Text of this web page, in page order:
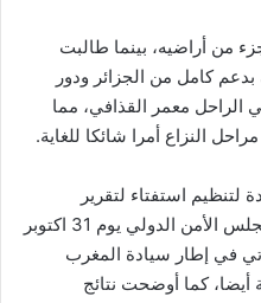
من أراضيه، بينما طالبت
بدعم كامل من الجزائر ودور
الراحل معمر القذافي، مما
النزاع أمرا شائكا للغاية.
استفتاء لتقرير
المصير، يأتي التصويت على قرار مجلس الأمن الدولي يوم 31 اكتوبر
الذاتي في إطار سيادة المغرب
كما أوضحت نتائج